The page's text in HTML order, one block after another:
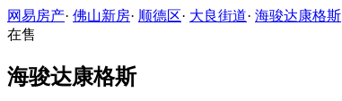
网易房产· 佛山新房· 顺德区· 大良街道· 海骏达康格斯
在售
海骏达康格斯